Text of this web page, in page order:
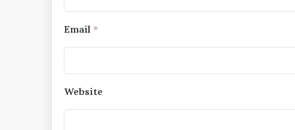
Email *
Website